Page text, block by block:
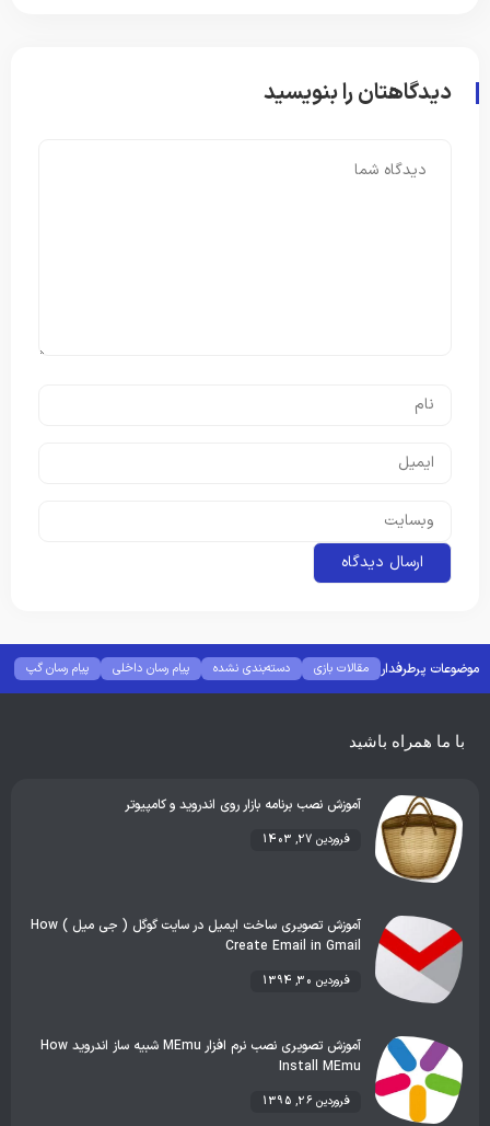
دیدگاهتان را بنویسید
موضوعات پرطرفدار مقالات بازی دسته‌بندی نشده پیام رسان داخلی
پیام رسان گپ
بهترین گجت ها
هوش مصنوعی رفع خطا و ارور
با ما همراه باشید
آموزش نصب برنامه بازار روی اندروید و کامپیوتر
فروردین 27, 1403
آموزش تصویری ساخت ایمیل در سایت گوگل ( جی میل ) How
Create Email in Gmail
فروردین 30, 1394
آموزش تصویری نصب نرم افزار MEmu شبیه ساز اندروید How
Install MEmu
فروردین 26, 1395